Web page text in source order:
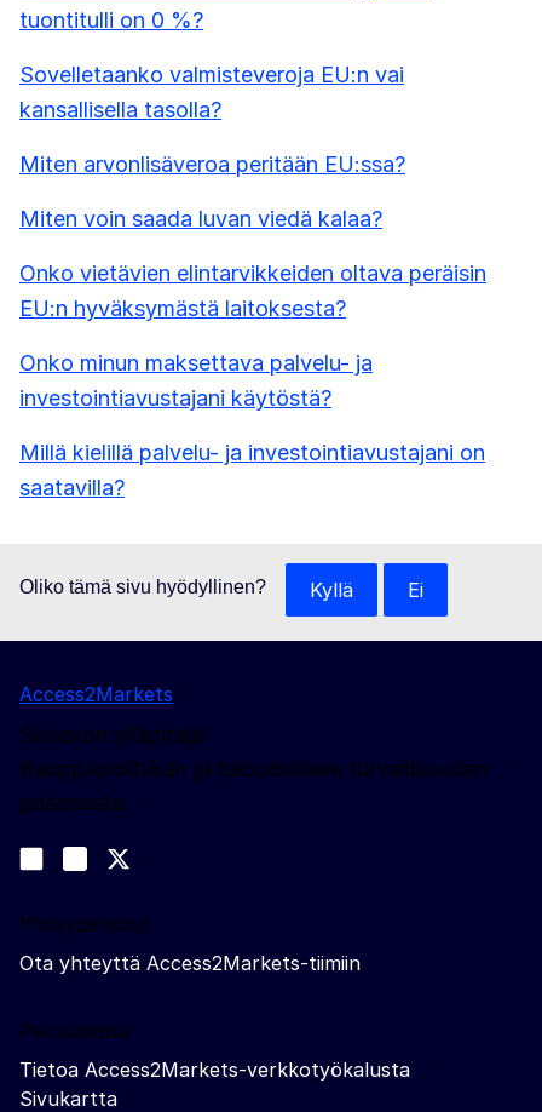
tuontitulli on 0 %?
Sovelletaanko valmisteveroja EU:n vai
kansallisella tasolla?
Miten arvonlisäveroa peritään EU:ssa?
Miten voin saada luvan viedä kalaa?
Onko vietävien elintarvikkeiden oltava peräisin
EU:n hyväksymästä laitoksesta?
Onko minun maksettava palvelu- ja
investointiavustajani käytöstä?
Millä kielillä palvelu- ja investointiavustajani on
saatavilla?
Oliko tämä sivu hyödyllinen? Kyllä Ei
Access2Markets
Sivuston ylläpitäjä:
Kauppapolitiikan ja taloudellisen turvallisuuden
pääosasto
Join us on LinkedIn
Trade-Off podcast
Yhteydenotot
Ota yhteyttä Access2Markets-tiimiin
Perustietoa
Tietoa Access2Markets-verkkotyökalusta
Sivukartta